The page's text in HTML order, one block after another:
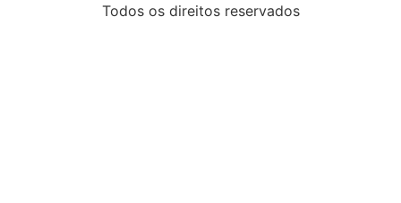
Todos os direitos reservados